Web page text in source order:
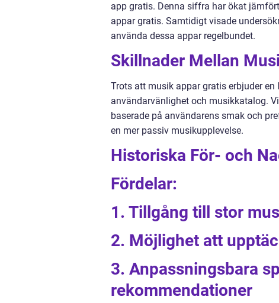
app gratis. Denna siffra har ökat
appar gratis. Samtidigt visade
använda dessa appar regelbundet.
Skillnader Mellan
Trots att musik appar gratis erbjuder
användarvänlighet och musikkatalog.
baserade på användarens smak och
en mer passiv musikupplevelse.
Historiska För- och
Fördelar:
1. Tillgång till stor
2. Möjlighet att
3. Anpassningsbara
rekommendationer